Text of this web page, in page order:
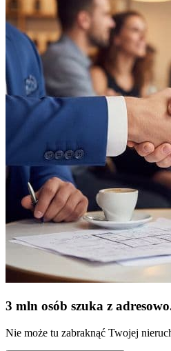
3 mln osób szuka z adresowo
Nie może tu zabraknąć Twojej